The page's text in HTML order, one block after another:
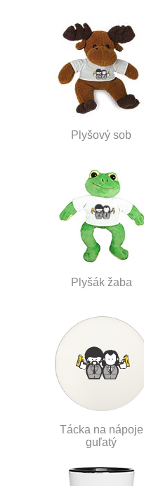
Plyšový sob
Plyšák žaba
Tácka na nápoje
guľatý